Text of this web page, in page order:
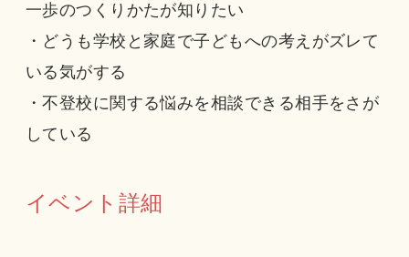
一歩のつくりかたが知りたい
・どうも学校と家庭で子どもへの考えがズレて
いる気がする
・不登校に関する悩みを相談できる相手をさが
している
イベント詳細